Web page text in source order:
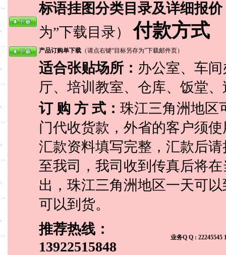
标语挂图分类目录及详细报价
为”下载目录）付款方式
产品订购单下载 （请点右键“目标另存为”下载邮件页）
适合张贴场所： 办公室、车
厅、培训教室、仓库、饭堂
订 购 方 式： 珠江三角洲地区
门代收货款，外省的客户须
汇款资料填写完整，汇款后
至我司，我司收到传真后将
出，珠江三角洲地区一天可
可以到货。
推荐热线：
13922515848
业务Q Q : 22245545